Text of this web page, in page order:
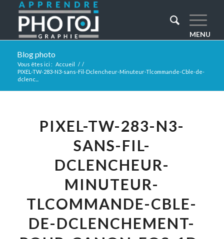
Blog photo
Vous êtes ici : Accueil / /
PIXEL-TW-283-N3-sans-Fil-Dclencheur-Minuteur-Tlcommande-Cble-de-
dclenc...
PIXEL-TW-283-N3-
SANS-FIL-
DCLENCHEUR-
MINUTEUR-
TLCOMMANDE-CBLE-
DE-DCLENCHEMENT-